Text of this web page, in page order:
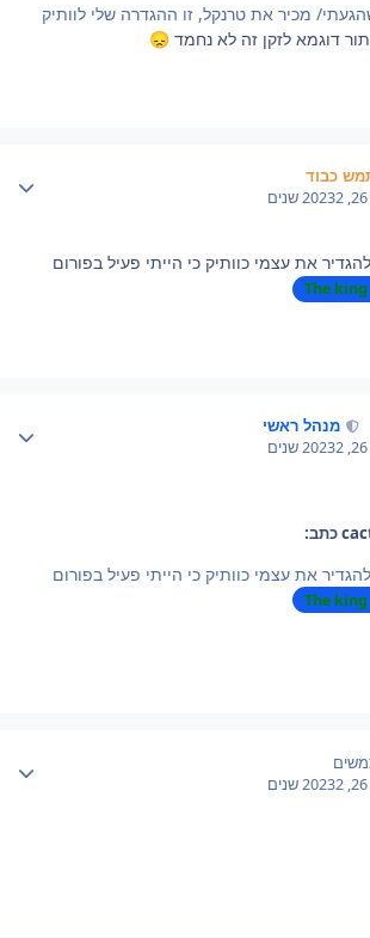
מכיר את טרנקל, זו ההגדרה שלי לוותיק
דוגמא לזקן זה לא נחמד 😞
כבוד
2 שנים
את עצמי כוותיק כי הייתי פעיל בפורום
The
מנהל ראשי
2 שנים
את עצמי כוותיק כי הייתי פעיל בפורום
The
2 שנים